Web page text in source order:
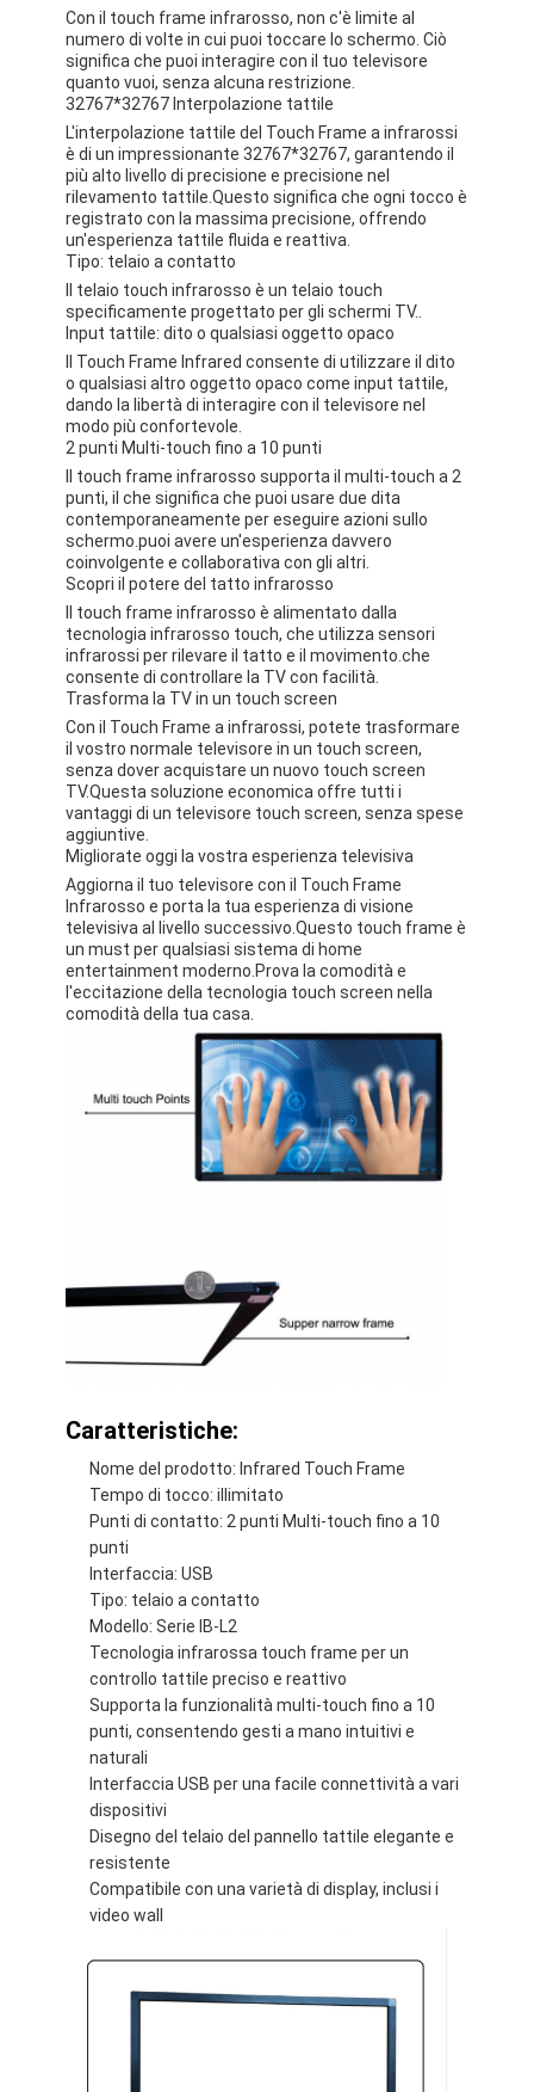
Casa
Prodotti
Video
Mostra VR
Chi siamo
Fatory Tour
Controllo di qualità
Contattaci
notizie
Tutti i casi
Blog
Parla adesso.
Lavagna interattiva di Iboard
lavagna interattiva di ir
lavagna interattiva infrarossa
bordo astuto dell'affissione a cristalli liquidi
Lavagna interattiva del LED
tutti in una lavagna interattiva
lavagna interattiva portatile
Lavagna intelligente
Bordo interattivo del proiettore
Struttura infrarossa di tocco
Supporto interattivo di lavagna
Macchina fotografica del documento del visualizzatore
proiettore
Chiosco del touch screen
Con il touch frame infrarosso, non c'è limite al
numero di volte in cui puoi toccare lo schermo. Ciò
significa che puoi interagire con il tuo televisore
quanto vuoi, senza alcuna restrizione.
32767*32767 Interpolazione tattile
L'interpolazione tattile del Touch Frame a infrarossi
è di un impressionante 32767*32767, garantendo il
più alto livello di precisione e precisione nel
rilevamento tattile.Questo significa che ogni tocco è
registrato con la massima precisione, offrendo
un'esperienza tattile fluida e reattiva.
Tipo: telaio a contatto
Il telaio touch infrarosso è un telaio touch
specificamente progettato per gli schermi TV..
Input tattile: dito o qualsiasi oggetto opaco
Il Touch Frame Infrared consente di utilizzare il dito
o qualsiasi altro oggetto opaco come input tattile,
dando la libertà di interagire con il televisore nel
modo più confortevole.
2 punti Multi-touch fino a 10 punti
Il touch frame infrarosso supporta il multi-touch a 2
punti, il che significa che puoi usare due dita
contemporaneamente per eseguire azioni sullo
schermo.puoi avere un'esperienza davvero
coinvolgente e collaborativa con gli altri.
Scopri il potere del tatto infrarosso
Il touch frame infrarosso è alimentato dalla
tecnologia infrarosso touch, che utilizza sensori
infrarossi per rilevare il tatto e il movimento.che
consente di controllare la TV con facilità.
Trasforma la TV in un touch screen
Con il Touch Frame a infrarossi, potete trasformare
il vostro normale televisore in un touch screen,
senza dover acquistare un nuovo touch screen
TV.Questa soluzione economica offre tutti i
vantaggi di un televisore touch screen, senza spese
aggiuntive.
Migliorate oggi la vostra esperienza televisiva
Aggiorna il tuo televisore con il Touch Frame
Infrarosso e porta la tua esperienza di visione
televisiva al livello successivo.Questo touch frame è
un must per qualsiasi sistema di home
entertainment moderno.Prova la comodità e
l'eccitazione della tecnologia touch screen nella
comodità della tua casa.
Caratteristiche:
Nome del prodotto: Infrared Touch Frame
Tempo di tocco: illimitato
Punti di contatto: 2 punti Multi-touch fino a 10
punti
Interfaccia: USB
Tipo: telaio a contatto
Modello: Serie IB-L2
Tecnologia infrarossa touch frame per un
controllo tattile preciso e reattivo
Supporta la funzionalità multi-touch fino a 10
punti, consentendo gesti a mano intuitivi e
naturali
Interfaccia USB per una facile connettività a vari
dispositivi
Disegno del telaio del pannello tattile elegante e
resistente
Compatibile con una varietà di display, inclusi i
video wall